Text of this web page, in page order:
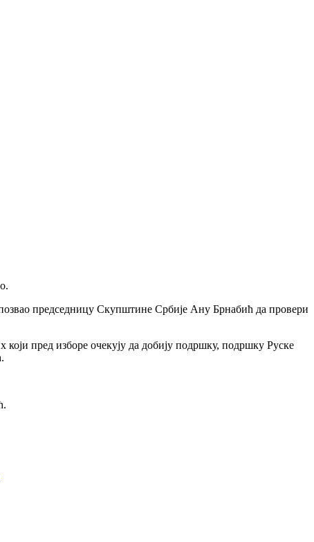
позвао председницу Скупштине Србије Ану Брнабић да провери
пред изборе очекују да добију подршку, подршку Руске